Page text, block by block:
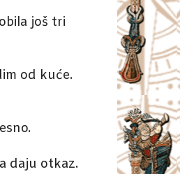
još tri
od kuće.
daju otkaz.